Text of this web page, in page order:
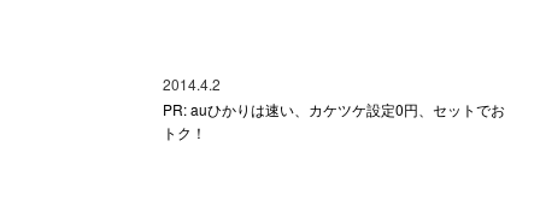
2014.4.2
PR: auひかりは速い、カケツケ設定0円、セットでお
トク！